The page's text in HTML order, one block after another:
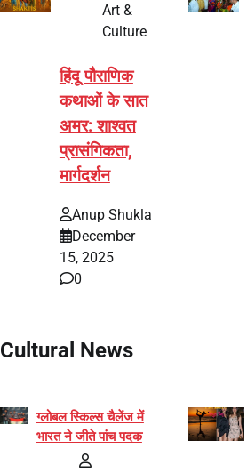
Art &
Culture
हिंदू पौराणिक
कथाओं के सात
अमर: शाश्वत
प्रासंगिकता,
मार्गदर्शन
Anup Shukla
December
15, 2025
0
Cultural News
ग्लोबल स्किल्स चैलेंज में
भारत ने जीते पांच पदक